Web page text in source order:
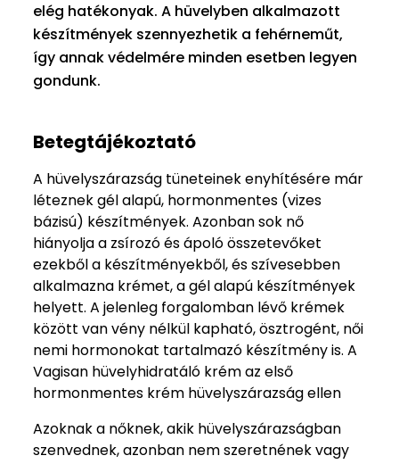
elég hatékonyak. A hüvelyben alkalmazott
készítmények szennyezhetik a fehérneműt,
így annak védelmére minden esetben legyen
gondunk.
Betegtájékoztató
A hüvelyszárazság tüneteinek enyhítésére már
léteznek gél alapú, hormonmentes (vizes
bázisú) készítmények. Azonban sok nő
hiányolja a zsírozó és ápoló összetevőket
ezekből a készítményekből, és szívesebben
alkalmazna krémet, a gél alapú készítmények
helyett. A jelenleg forgalomban lévő krémek
között van vény nélkül kapható, ösztrogént, női
nemi hormonokat tartalmazó készítmény is. A
Vagisan hüvelyhidratáló krém az első
hormonmentes krém hüvelyszárazság ellen
Azoknak a nőknek, akik hüvelyszárazságban
szenvednek, azonban nem szeretnének vagy